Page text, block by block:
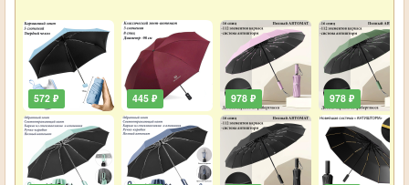
572 ₽ 445 ₽ 978 ₽ 978 ₽